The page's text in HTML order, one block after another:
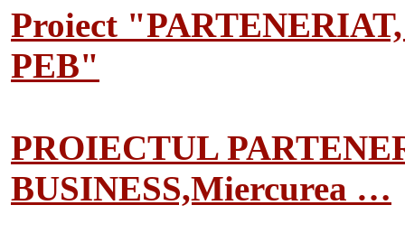
Proiect
PEB"
PROIECTUL
BUSINESS,Miercurea …